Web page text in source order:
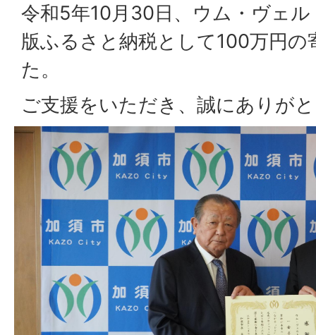
令和5年10月30日、ウム・ヴェ
版ふるさと納税として100万円
た。
ご支援をいただき、誠にありが